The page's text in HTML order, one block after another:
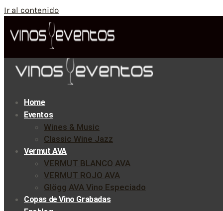
Ir al contenido
Home
Eventos
Wines & Music
Classic Wine Jazz
Vermut AVA
VERMUT BLANCO AVA
VERMUT ROJO AVA
Glögg AVA Vino Especiado
Copas de Vino Grabadas